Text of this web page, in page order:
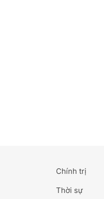
Đắk Lắk
Chính trị
Thời sự